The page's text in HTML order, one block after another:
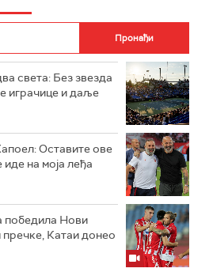
света: Без звезда
играчице и даље
Оставите ове
на моја леђа
победила Нови
пречке, Катаи донео